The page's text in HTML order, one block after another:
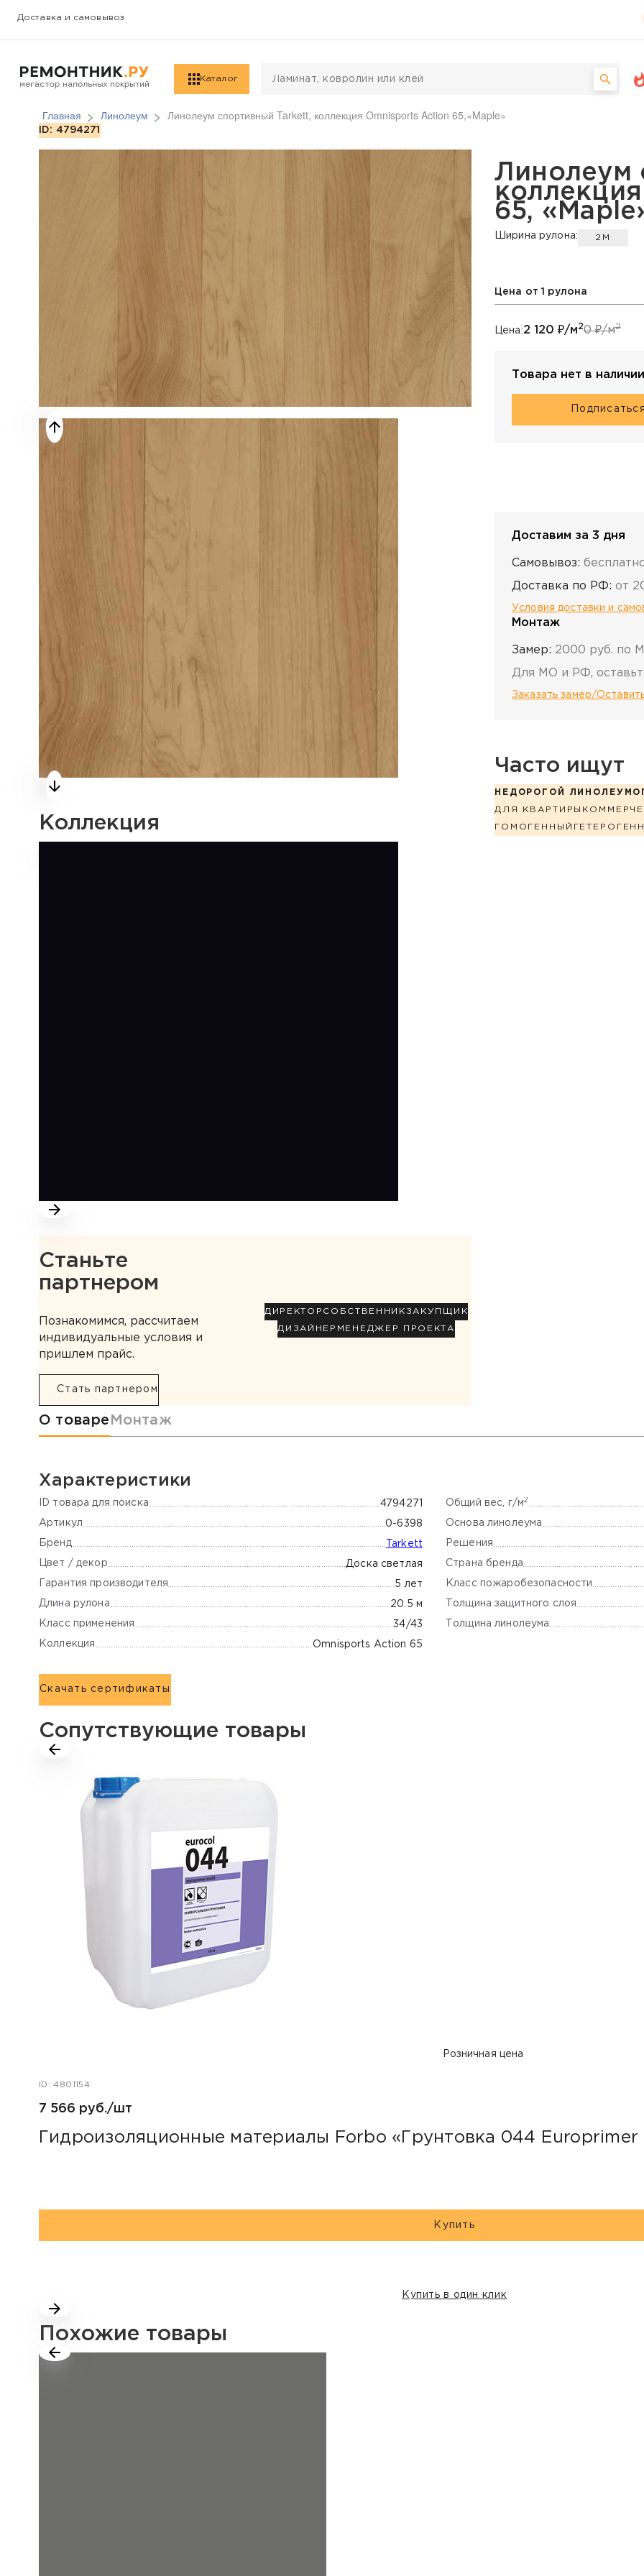
Доставка и самовывоз
Каталог
Главная Линолеум Линолеум спортивный Tarkett, коллекция Omnisports Action 65,«Maple»
Линолеум спортивный Tarkett, коллекция
ID: 4794271
Коллекция
Станьте
партнером
Познакомимся, рассчитаем
индивидуальные условия и
пришлем прайс.
Стать партнером
ДИРЕКТОР СОБСТВЕННИК ЗАКУПЩИК
ДИЗАЙНЕР МЕНЕДЖЕР ПРОЕКТА
Линолеум
65,
Ширина рулона: 2М
Цена от 1 рулона
Цена:2 120 ₽/м20₽/м2
Товара нет в наличии
Подписаться
Доставим за 3 дня
Самовывоз:
Доставка по РФ: от
Условия доставки и
Монтаж
Замер: 2000 руб. по
Для МО и РФ,
Заказать замер/
Часто ищут
НЕДОРОГОЙ ЛИНОЛЕУМ
ДЛЯ КВАРТИРЫ
ГОМОГЕННЫЙ
Информация о товаре
О товаре Монтаж
Характеристики
ID товара для поиска 4794271
Артикул 0-6398
Бренд Tarkett
Цвет / декор Доска светлая
Гарантия производителя 5 лет
Длина рулона 20.5 м
Класс применения 34/43
Коллекция Omnisports Action 65
Общий вес, г/м 2
Основа линолеума
Решения
Страна бренда
Класс пожаробезопасности
Толщина защитного слоя
Толщина линолеума
Скачать сертификаты
Сопутствующие товары
Розничная цена
ID: 4801154
7 566 руб./шт
Гидроизоляционные материалы Forbo «Грунтовка 044 Europrimer
Купить
Купить в один клик
Похожие товары